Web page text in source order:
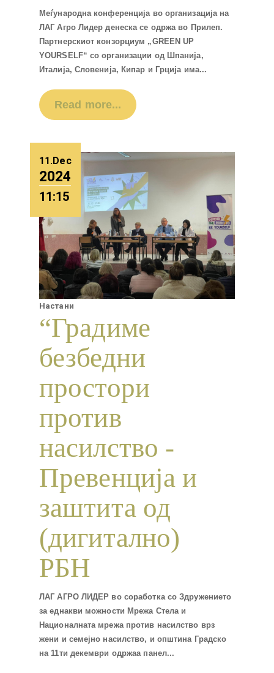
Меѓународна конференција во организација на
ЛАГ Агро Лидер денеска се одржа во Прилеп.
Партнерскиот конзорциум „GREEN UP
YOURSELF“ со организации од Шпанија,
Италија, Словенија, Кипар и Грција има...
Read more...
11.Dec
2024
11:15
Настани
“Градиме
безбедни
простори
против
насилство -
Превенција и
заштита од
(дигитално)
РБН
ЛАГ АГРО ЛИДЕР во соработка со Здружението
за еднакви можности Мрежа Стела и
Националната мрежа против насилство врз
жени и семејно насилство, и општина Градско
на 11ти декември одржаа панел...